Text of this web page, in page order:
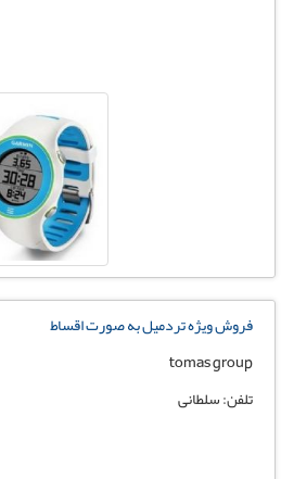
فروش ویژه تردمیل به صورت اقساط
tomas group
تلفن: سلطانی